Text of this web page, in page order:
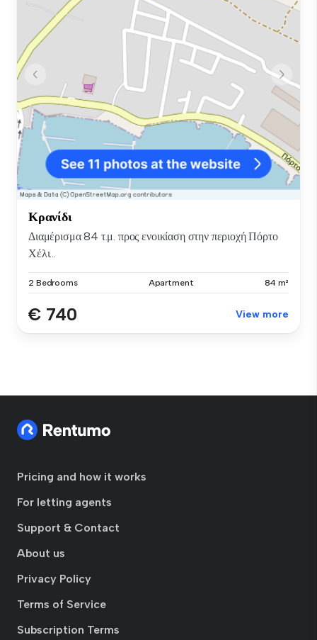
Κρανίδι
Διαμέρισμα 84 τ.μ. προς ενοικίαση στην περιοχή Πόρτο
Χέλι...
2 Bedrooms Apartment 84 m²
€ 740 View more
Pricing and how it works
For letting agents
Support & Contact
About us
Privacy Policy
Terms of Service
Subscription Terms